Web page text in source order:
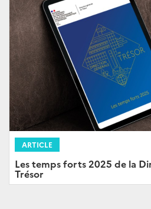
ARTICLE
Les temps forts 2025 de la
Trésor